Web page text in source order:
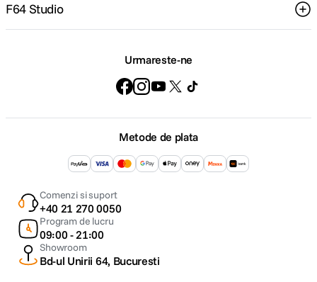
F64 Studio
Urmareste-ne
Metode de plata
Comenzi si suport
+40 21 270 0050
Program de lucru
09:00 - 21:00
Showroom
Bd-ul Unirii 64, Bucuresti